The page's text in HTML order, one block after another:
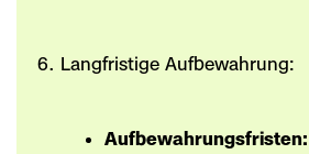
Langfristige Aufbewahrung:
Aufbewahrungsfristen: